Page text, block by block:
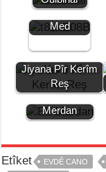
e
b
o
o
k
er
Jiyana Mem
Med
Jiyana Pîr Kerîm
Reş
Jiyana Elî
Merdan
Etîket EVDÊ CANO